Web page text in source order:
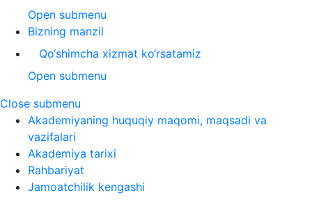
Open submenu
Bizning manzil
Qo‘shimcha xizmat ko‘rsatamiz
Open submenu
Close submenu
Akademiyaning huquqiy maqomi, maqsadi va
vazifalari
Akademiya tarixi
Rahbariyat
Jamoatchilik kengashi